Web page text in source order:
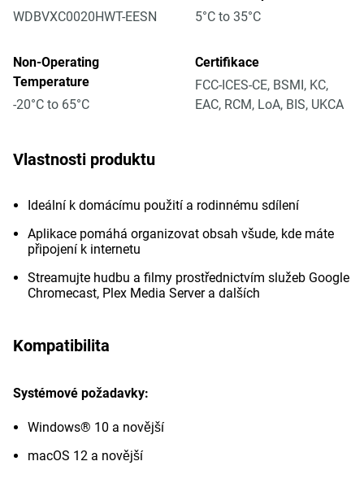
WDBVXC0020HWT-EESN
5°C to 35°C
Non-Operating
Temperature
-20°C to 65°C
Certifikace
FCC-ICES-CE, BSMI, KC,
EAC, RCM, LoA, BIS, UKCA
Vlastnosti produktu
Ideální k domácímu použití a rodinnému sdílení
Aplikace pomáhá organizovat obsah všude, kde máte
připojení k internetu
Streamujte hudbu a filmy prostřednictvím služeb Google
Chromecast, Plex Media Server a dalších
Kompatibilita
Systémové požadavky:
Windows® 10 a novější
macOS 12 a novější